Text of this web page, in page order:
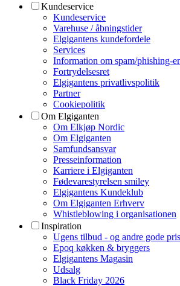
Kundeservice
Kundeservice
Varehuse / åbningstider
Elgigantens kundefordele
Services
Information om spam/phishing-
Fortrydelsesret
Elgigantens privatlivspolitik
Partner
Cookiepolitik
Om Elgiganten
Om Elkjøp Nordic
Om Elgiganten
Samfundsansvar
Presseinformation
Karriere i Elgiganten
Fødevarestyrelsen smiley
Elgigantens Kundeklub
Om Elgiganten Erhverv
Whistleblowing i organisationen
Inspiration
Ugens tilbud - og andre gode
Epoq køkken & bryggers
Elgigantens Magasin
Udsalg
Black Friday 2026